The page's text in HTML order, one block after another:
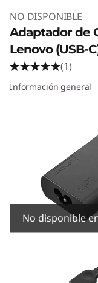
NO DISPONIBLE
Adaptador de
Lenovo (USB-
(1)
Información general
No disponible